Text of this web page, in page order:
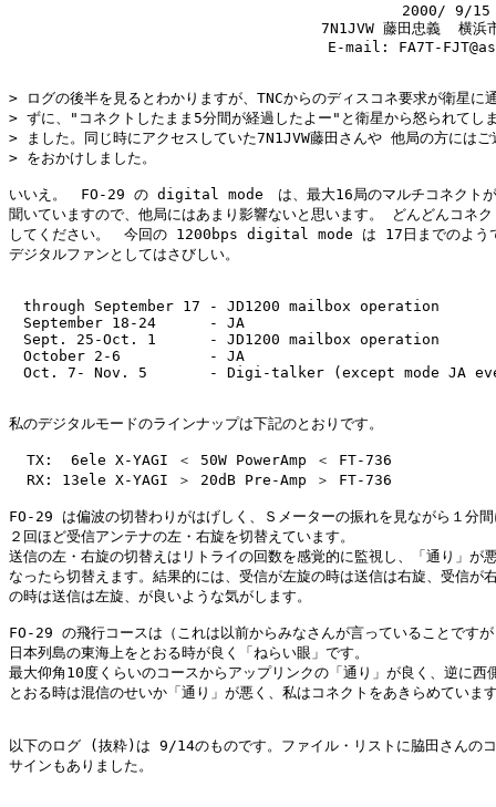
2000/ 9/15
　　                            7N1JVW 藤田忠義  横浜
E-mail: FA7T-
> ログの後半を見るとわかりますが、TNCからのディスコネ要求が衛星に
> ずに、"コネクトしたまま5分間が経過したよー"と衛星から怒られてし
> ました。同じ時にアクセスしていた7N1JVW藤田さんや 他局の方にはご
> をおかけしました。
いいえ。　FO-29 の digital mode　は、最大16局のマルチコネクト
聞いていますので、他局にはあまり影響ないと思います。 どんどんコネク
してください。　今回の 1200bps digital mode は 17日までのよう
デジタルファンとしてはさびしい。
through September 17 - JD1200 mailbox operation
September 18-24      - JA
Sept. 25-Oct. 1      - JD1200 mailbox operation
October 2-6          - JA
Oct. 7- Nov. 5       - Digi-talker (except mode JA
私のデジタルモードのラインナップは下記のとおりです。
  TX:  6ele X-YAGI ＜ 50W PowerAmp ＜ FT-736
  RX: 13ele X-YAGI ＞ 20dB Pre-Amp ＞ FT-736
FO-29 は偏波の切替わりがはげしく、Ｓメーターの振れを見ながら１分
２回ほど受信アンテナの左・右旋を切替えています。
送信の左・右旋の切替えはリトライの回数を感覚的に監視し、「通り」が
なったら切替えます。結果的には、受信が左旋の時は送信は右旋、受信が
の時は送信は左旋、が良いような気がします。
FO-29 の飛行コースは（これは以前からみなさんが言っていることです
日本列島の東海上をとおる時が良く「ねらい眼」です。
最大仰角10度くらいのコースからアップリンクの「通り」が良く、逆に西
とおる時は混信のせいか「通り」が悪く、私はコネクトをあきらめていま
以下のログ (抜粋)は 9/14のものです。ファイル・リストに脇田さんの
サインもありました。